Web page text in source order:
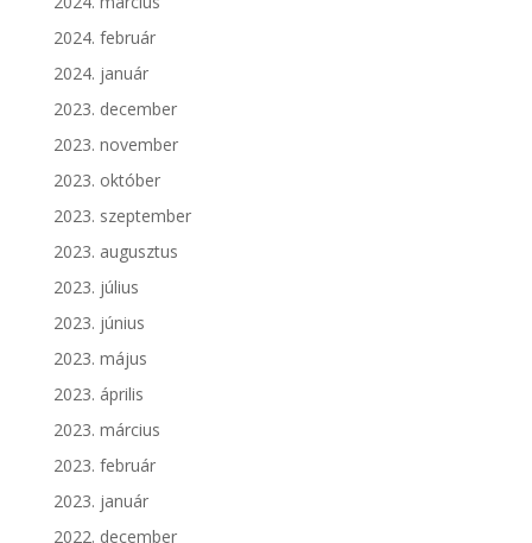
2024. február
2024. január
2023. december
2023. november
2023. október
2023. szeptember
2023. augusztus
2023. július
2023. június
2023. május
2023. április
2023. március
2023. február
2023. január
2022. december